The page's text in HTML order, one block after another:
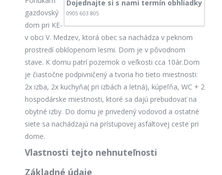
Dojednajte si s nami termín obhliadky
0905 603 805
gazdovský
dom pri KE-
v obci V. Medzev, ktorá obec sa nachádza v peknom
prostredí obklopenom lesmi. Dom je v pôvodnom
stave. K domu patrí pozemok o veľkosti cca 10ár.Dom
je čiastočne podpivničený a tvoria ho tieto miestnosti:
2x izba, 2x kuchyňa( pri izbách a letná), kúpeľňa, WC + 2
hospodárske miestnosti, ktoré sa dajú prebudovať na
obytné izby. Do domu je privedený vodovod a ostatné
siete sa nachádzajú na prístupovej asfaltovej ceste pri
dome.
Vlastnosti tejto nehnuteľnosti
Základné údaje